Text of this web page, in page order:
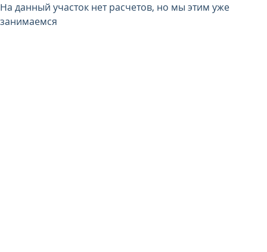
На данный участок нет расчетов, но мы этим уже
занимаемся